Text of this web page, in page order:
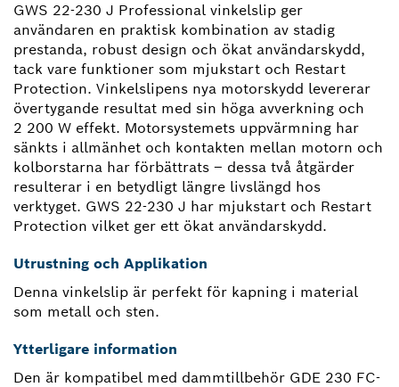
GWS 22-230 J Professional vinkelslip ger
användaren en praktisk kombination av stadig
prestanda, robust design och ökat användarskydd,
tack vare funktioner som mjukstart och Restart
Protection. Vinkelslipens nya motorskydd levererar
övertygande resultat med sin höga avverkning och
2 200 W effekt. Motorsystemets uppvärmning har
sänkts i allmänhet och kontakten mellan motorn och
kolborstarna har förbättrats – dessa två åtgärder
resulterar i en betydligt längre livslängd hos
verktyget. GWS 22-230 J har mjukstart och Restart
Protection vilket ger ett ökat användarskydd.
Utrustning och Applikation
Denna vinkelslip är perfekt för kapning i material
som metall och sten.
Ytterligare information
Den är kompatibel med dammtillbehör GDE 230 FC-